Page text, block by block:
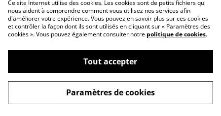
©2026
Alambic et compagnie - Herboristerie
paysanne
powered by
Ce site Internet utilise des cookies. Les cookies sont de petits fichiers qui
nous aident à comprendre comment vous utilisez nos services afin
d'améliorer votre expérience. Vous pouvez en savoir plus sur ces cookies
et contrôler la façon dont ils sont utilisés en cliquant sur « Paramètres des
cookies ». Vous pouvez également consulter notre politique de cookies.
Tout accepter
Paramètres de cookies